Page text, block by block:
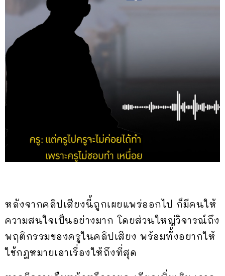
หลังจากคลิปเสียงนี้ถูกเผยแพร่ออกไป ก็มีคนให้
ความสนใจเป็นอย่างมาก โดยส่วนใหญ่วิจารณ์ถึง
พฤติกรรมของครูในคลิปเสียง พร้อมทั้งอยากให้
ใช้กฎหมายเอาเรื่องให้ถึงที่สุด